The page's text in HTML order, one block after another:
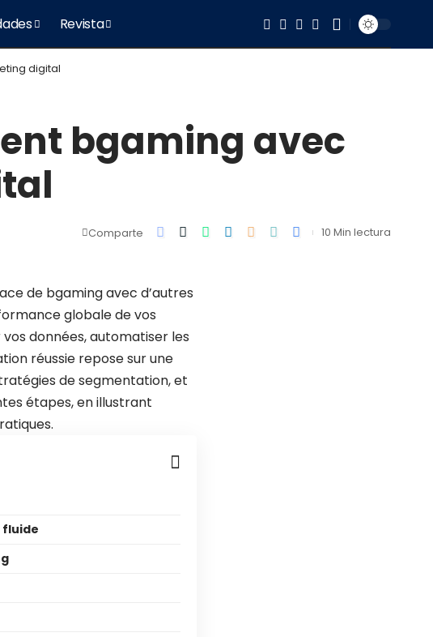
Revista
digital
bgaming avec
Comparte 10 Min lectura
de bgaming avec d’autres
globale de vos
données, automatiser les
réussie repose sur une
de segmentation, et
étapes, en illustrant
fluide